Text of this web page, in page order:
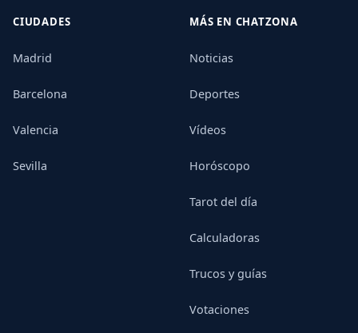
CIUDADES
Madrid
Barcelona
Valencia
Sevilla
MÁS EN CHATZONA
Noticias
Deportes
Vídeos
Horóscopo
Tarot del día
Calculadoras
Trucos y guías
Votaciones